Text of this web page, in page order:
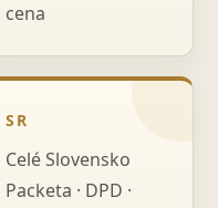
cena
SR
Celé Slovensko
Packeta · DPD ·